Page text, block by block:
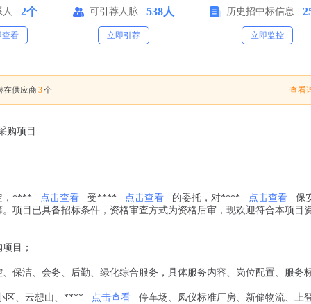
2个
查看
可引荐人脉 538人
立即引荐
历史招中标信息
立即监控
在供应商3个 查看
购项目
，**** 点击查看 受**** 点击查看 的委托，对**** 点击查看
保
项目已具备招标条件，资格审查方式为资格后审，现欢迎符合本项目
目；
保洁、会务、后勤、绿化综合服务，具体服务内容、岗位配置、服务
区、云想山、**** 点击查看
停车场、凤仪标准厂房、新储物流、上